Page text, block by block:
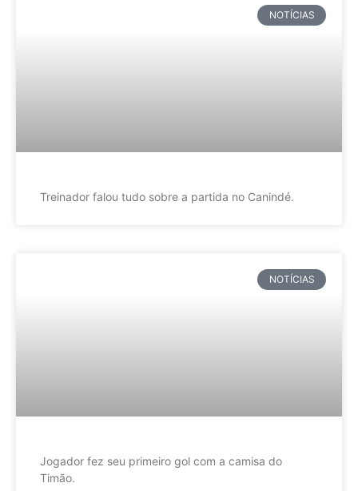
NOTÍCIAS
Treinador falou tudo sobre a partida no Canindé.
NOTÍCIAS
Jogador fez seu primeiro gol com a camisa do
Timão.